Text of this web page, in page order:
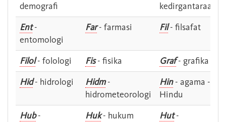
demografi
kedirgantaraan
Ent-
entomologi
Far- farmasi Fil- filsafat
Filol- folologi Fis- fisika Graf- grafika
Hid- hidrologi Hidm-
hidrometeorologi
Hin- agama -
Hindu
Hub-
Huk- hukum Hut-